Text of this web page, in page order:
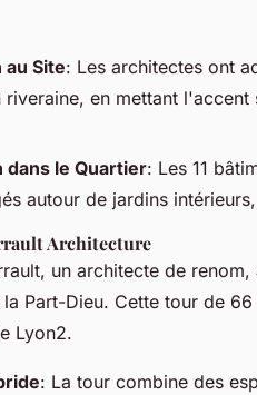
Site: Les architectes ont
riveraine, en mettant
dans le Quartier: Les 11
autour de jardins
Architecture
un architecte de renom,
Part-Dieu. Cette tour de
Lyon2.
: La tour combine des